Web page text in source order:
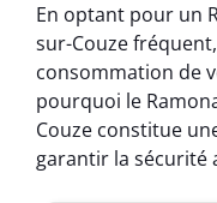
En optant pour un
sur-Couze
consommation de
pourquoi le
Couze constitue
garantir la sécurité